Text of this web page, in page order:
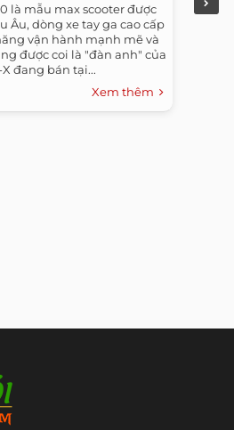
là mẫu max scooter được
Âu, dòng xe tay ga cao cấp
vận hành mạnh mẽ và
được coi là "đàn anh" của
đang bán tại...
Xem thêm